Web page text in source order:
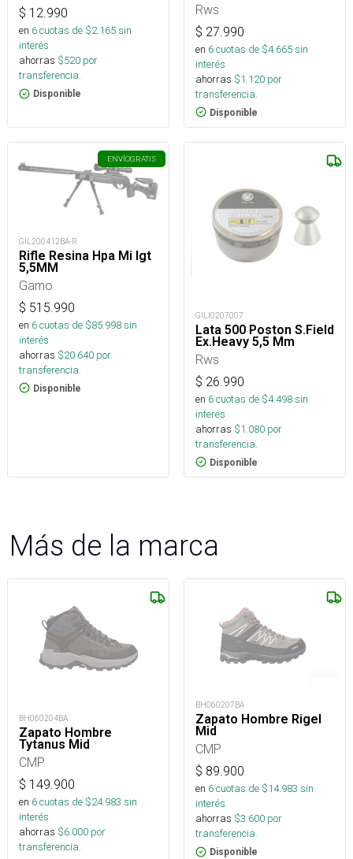
$ 12.990
en 6cuotas de $2.165sin
interés
ahorras $520 por
transferencia.
Disponible
Rws
$ 27.990
en 6cuotas de $4.665sin
interés
ahorras $1.120 por
transferencia.
Disponible
ENVÍOGRATIS
GIL200412BA-R
Rifle Resina Hpa Mi Igt
5,5MM
Gamo
$ 515.990
en 6cuotas de $85.998sin
interés
ahorras $20.640 por
transferencia.
Disponible
GILI0207007
Lata 500 Poston S.Field
Ex.Heavy 5,5 Mm
Rws
$ 26.990
en 6cuotas de $4.498sin
interés
ahorras $1.080 por
transferencia.
Disponible
Más de la marca
BH060204BA
Zapato Hombre
Tytanus Mid
CMP
$ 149.900
en 6cuotas de $24.983 sin
interés
ahorras $6.000 por
transferencia.
BH060207BA
Zapato Hombre Rigel
Mid
CMP
$ 89.900
en 6cuotas de $14.983 sin
interés
ahorras $3.600 por
transferencia.
Disponible